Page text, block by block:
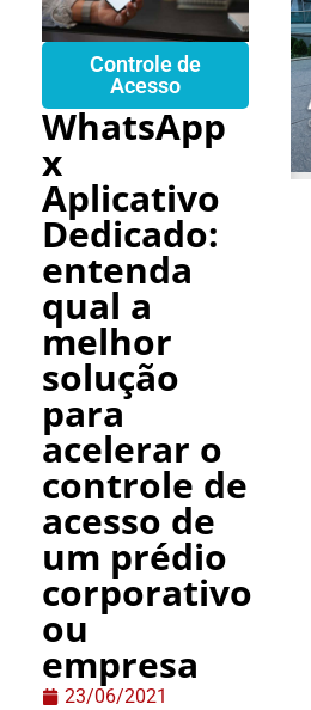
Controle de
Acesso
WhatsApp
x
Aplicativo
Dedicado:
entenda
qual a
melhor
solução
para
acelerar o
controle de
acesso de
um prédio
corporativo
ou
empresa
23/06/2021